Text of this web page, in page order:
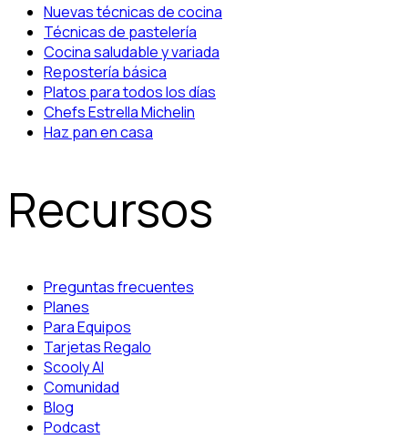
Nuevas técnicas de cocina
Técnicas de pastelería
Cocina saludable y variada
Repostería básica
Platos para todos los días
Chefs Estrella Michelin
Haz pan en casa
Recursos
Preguntas frecuentes
Planes
Para Equipos
Tarjetas Regalo
Scooly AI
Comunidad
Blog
Podcast